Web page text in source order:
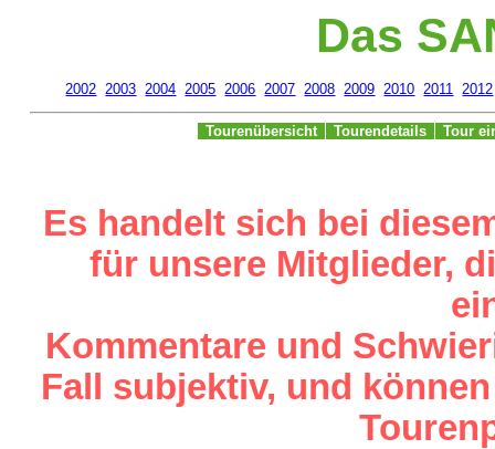
Das
2002 2003 2004 2005 2006 2007 2008 2009 2010 2011 2012
Tourenübersicht Tourendetails Tour
Es handelt sich bei
für unsere Mitglieder,
Kommentare und
Fall subjektiv, und